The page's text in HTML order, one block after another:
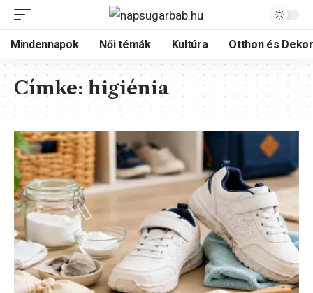
Mindennapok Női témák Kultúra Otthon és
Címke: higiénia